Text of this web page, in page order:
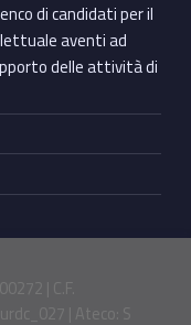
di candidati per il
aventi ad
delle attività di
| C.F.
| Ateco: S